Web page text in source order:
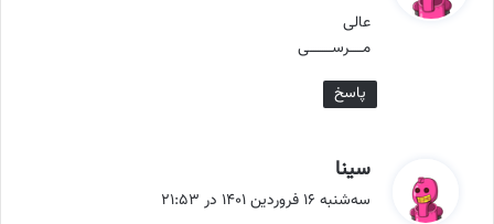
عالی
مــــــرســــــــــی
پاسخ
سینا
ف
سه‌شنبه ۱۶ فروردین ۱۴۰۱ در ۲۱:۵۳